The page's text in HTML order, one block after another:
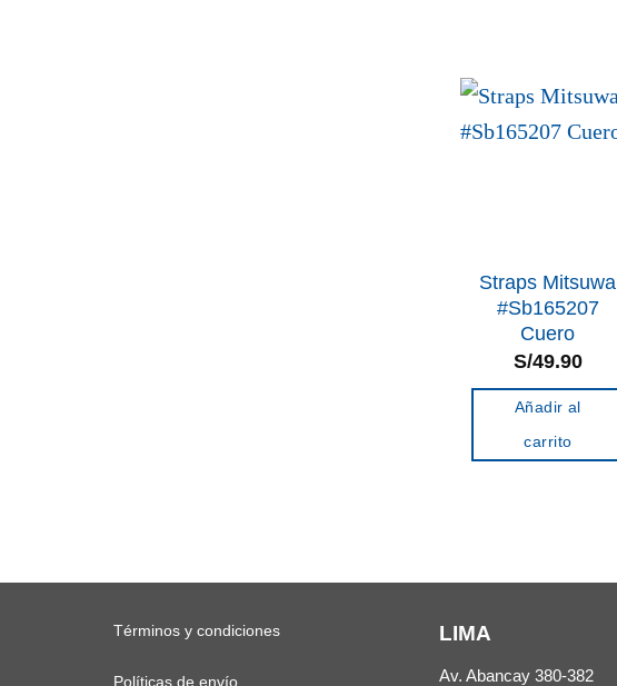
Straps Mitsuwa
#Sb165207
Cuero
S/49.90
Añadir al
carrito
Términos y condiciones
Políticas de envío
LIMA
Av. Abancay 380-382